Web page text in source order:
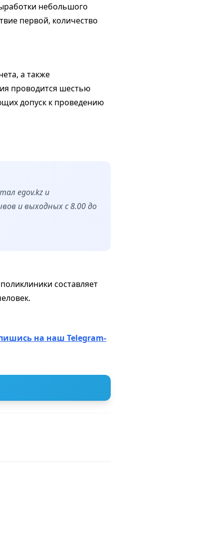
небольшого
первой, количество
а также
проводится шестью
допуск к проведению
egov.kz и
и выходных с 8.00 до
составляет
на наш Telegram-